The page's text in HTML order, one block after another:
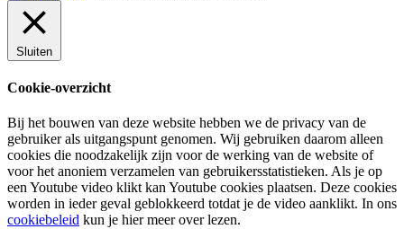
Sluiten
Cookie-overzicht
Bij het bouwen van deze website hebben we de privacy van de
gebruiker als uitgangspunt genomen. Wij gebruiken daarom alleen
cookies die noodzakelijk zijn voor de werking van de website of
voor het anoniem verzamelen van gebruikersstatistieken. Als je op
een Youtube video klikt kan Youtube cookies plaatsen. Deze cookies
worden in ieder geval geblokkeerd totdat je de video aanklikt. In ons
cookiebeleid kun je hier meer over lezen.